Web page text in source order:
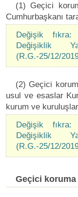
(1) Geçici
Cumhurbaşkanı
Değişik fıkra:
Değişiklik
(R.G.-25/12/
(2) Geçici
usul ve esaslar
kurum ve
Değişik fıkra:
Değişiklik
(R.G.-25/12/
Geçici koruma